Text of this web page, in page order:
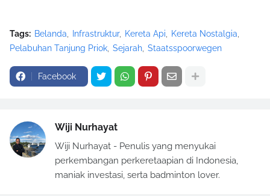
Tags: Belanda Infrastruktur Kereta Api
Kereta Nostalgia
Pelabuhan Tanjung Priok Sejarah Staatsspoorwegen
Facebook
Wiji Nurhayat
Wiji Nurhayat - Penulis yang menyukai
perkembangan perkeretaapian di Indonesia,
maniak investasi, serta badminton lover.